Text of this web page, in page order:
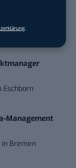
.
Eschborn
Management
in Bremen